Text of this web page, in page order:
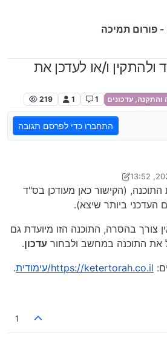
- פורום תמיכה
ולהתקין ו/או לעדכן את
והתקנה, עדכונים 1
1
219
התחברו כדי לפרסם תגובה
מכון כתר תורה
התוכנה, (הקישור כאן מעודכן בס"ד
העדכני ביותר שיצא).
צורך בהסרה, התוכנה הזו מיועדת גם
את התוכנה במחשב ולבחור עדכון.
https://ketertorah.co.il/עימודית
.
1